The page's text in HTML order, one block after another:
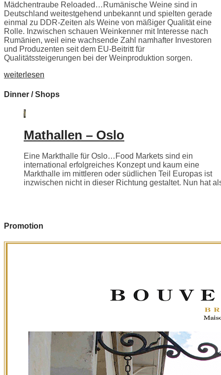
Mädchentraube Reloaded…Rumänische Weine sind in
Deutschland weitestgehend unbekannt und spielten gerade
einmal zu DDR-Zeiten als Weine von mäßiger Qualität eine
Rolle. Inzwischen schauen Weinkenner mit Interesse nach
Rumänien, weil eine wachsende Zahl namhafter Investoren
und Produzenten seit dem EU-Beitritt für
Qualitätssteigerungen bei der Weinproduktion sorgen.
weiterlesen
Dinner / Shops
Mathallen – Oslo
Eine Markthalle für Oslo…Food Markets sind ein
international erfolgreiches Konzept und kaum eine
Markthalle im mittleren oder südlichen Teil Europas ist
inzwischen nicht in dieser Richtung gestaltet. Nun hat
Promotion